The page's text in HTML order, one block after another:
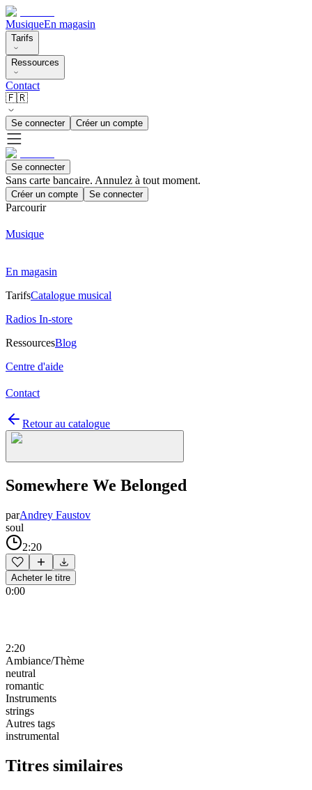
MusiqueEn magasin
Tarifs
Ressources
Contact
🇫🇷
Se connecter Créer un compte
Se connecter
Sans carte bancaire. Annulez à tout moment.
Créer un compte Se connecter
Parcourir
Musique
En magasin
TarifsCatalogue musical
Radios In-store
RessourcesBlog
Centre d'aide
Contact
Retour au catalogue
Somewhere We Belonged
parAndrey Faustov
soul
2:20
Acheter le titre
0:00
2:20
Ambiance/Thème
neutral
romantic
Instruments
strings
Autres tags
instrumental
Titres similaires